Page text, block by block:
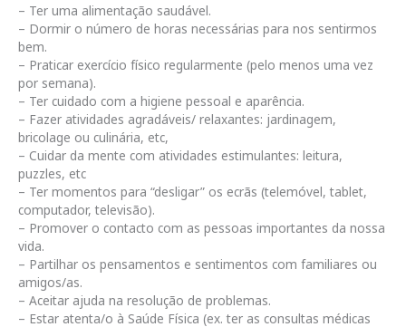
– Ter uma alimentação saudável.
– Dormir o número de horas necessárias para nos sentirmos
bem.
– Praticar exercício físico regularmente (pelo menos uma vez
por semana).
– Ter cuidado com a higiene pessoal e aparência.
– Fazer atividades agradáveis/ relaxantes: jardinagem,
bricolage ou culinária, etc,
– Cuidar da mente com atividades estimulantes: leitura,
puzzles, etc
– Ter momentos para “desligar” os ecrãs (telemóvel, tablet,
computador, televisão).
– Promover o contacto com as pessoas importantes da nossa
vida.
– Partilhar os pensamentos e sentimentos com familiares ou
amigos/as.
– Aceitar ajuda na resolução de problemas.
– Estar atenta/o à Saúde Física (ex. ter as consultas médicas